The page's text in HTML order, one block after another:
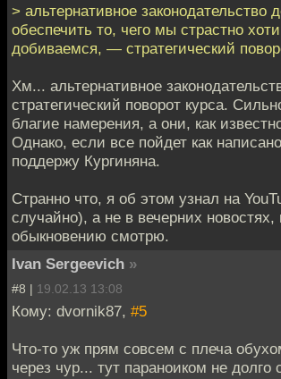
> альтернативное законодательство
обеспечить то, чего мы страстно
добиваемся, — стратегический
Хм... альтернативное
стратегический поворот курса.
благие намерения, а они, как
Однако, если все пойдет как
поддержу Кургиняна.
Странно что, я об этом узнал на
случайно), а не в вечерних новостях,
обыкновению смотрю.
Ivan Sergeevich »
#8 | 19.02.13 13:08
Кому: dvornik87, #5
Что-то уж прям совсем с плеча
через чур... тут параноиком не долго